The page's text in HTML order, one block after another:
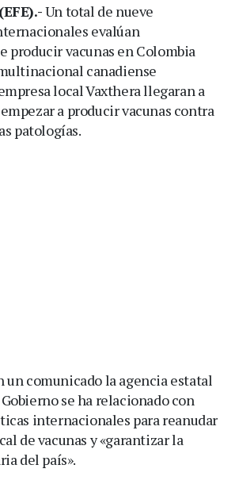
Un total de nueve
evalúan
producir vacunas en Colombia
canadiense
local Vaxthera llegaran a
a producir vacunas contra
patologías.
un comunicado la agencia estatal
se ha relacionado con
internacionales para reanudar
de vacunas y «garantizar la
del país».